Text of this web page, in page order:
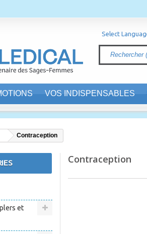
VOS INDISPENSABLES
Select
Contraception
et
Contraception